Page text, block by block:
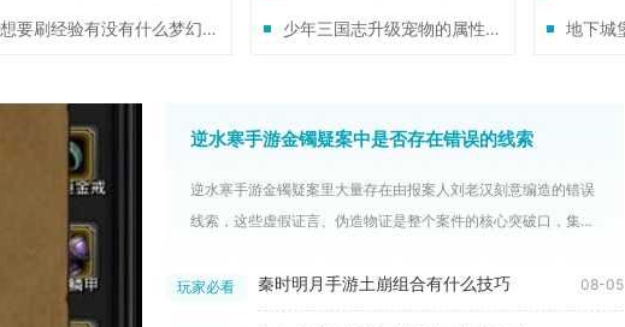
想要刷经验有没有什么梦幻西游的攻略
少年三国志升级宠物的属性如何选择
逆水寒手游金镯疑案中是否存在错误的线索
逆水寒手游金镯疑案里大量存在由报案人刘老汉刻意编造的错误
线索，这些虚假证言、伪造物证是整个案件的核心突破口，集中
玩家必看
秦时明月手游土崩组合有什么技巧 08-05